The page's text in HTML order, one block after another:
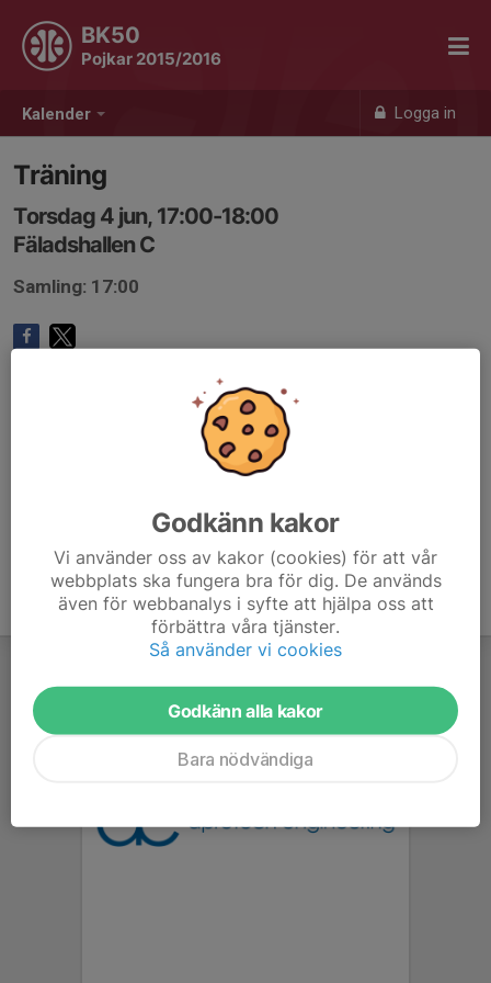
Kalender Logga in
BK50
Pojkar 2015/2016
Träning
Torsdag 4 jun, 17:00-18:00
Fäladshallen C
Samling: 17:00
Godkänn kakor
Vi använder oss av kakor (cookies) för att vår
webbplats ska fungera bra för dig. De används
även för webbanalys i syfte att hjälpa oss att
förbättra våra tjänster.
Så använder vi cookies
Godkänn alla kakor
Bara nödvändiga